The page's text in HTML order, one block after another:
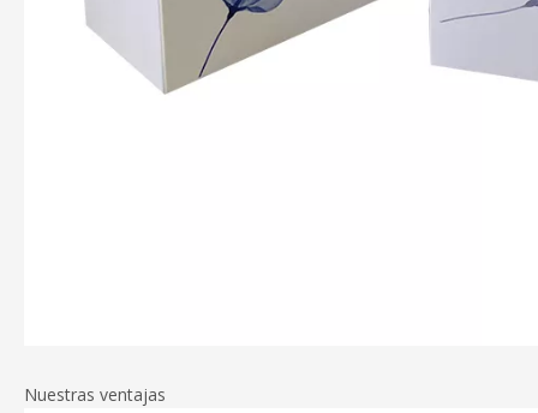
Nuestras ventajas